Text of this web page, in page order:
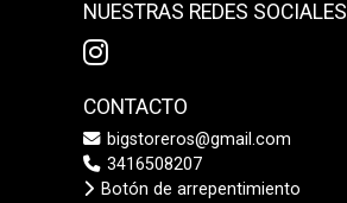
NUESTRAS REDES SOCIALES
CONTACTO
bigstoreros@gmail.com
3416508207
Botón de arrepentimiento